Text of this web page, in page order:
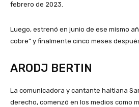
febrero de 2023.
Luego, estrenó en junio de ese mismo
cobre” y finalmente cinco meses
ARODJ BERTIN
La comunicadora y cantante haitiana
derecho, comenzó en los medios como